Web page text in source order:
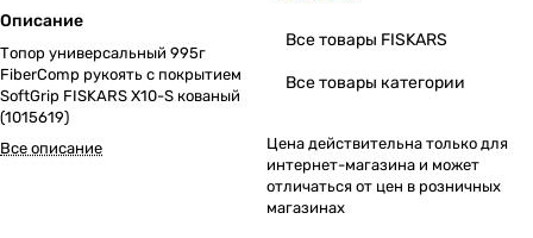
Описание
Топор универсальный 995г
FiberComp рукоять с покрытием
SoftGrip FISKARS X10-S кованый
(1015619)
Все описание
Все товары FISKARS
Все товары категории
Цена действительна только для
интернет-магазина и может
отличаться от цен в розничных
магазинах